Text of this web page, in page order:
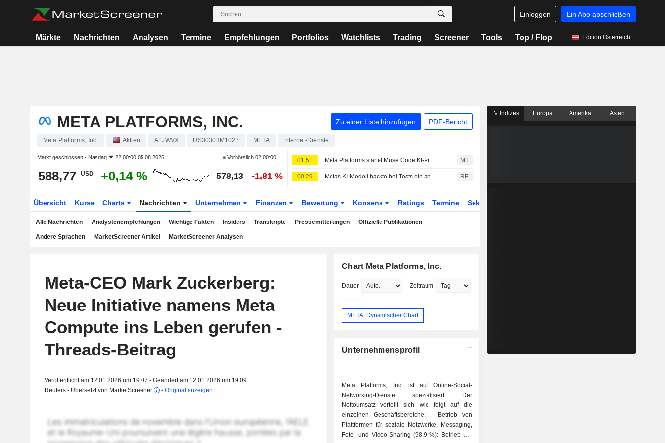
Einloggen Ein Abo abschließen
Märkte Nachrichten Analysen Termine Empfehlungen Portfolios Watchlists Trading Screener Tools Top / Flop Edition Österreich
META PLATFORMS, INC. Zu einer Liste hinzufügen PDF-Bericht
Meta Platforms, Inc. Aktien A1JWVX US30303M1027 META Internet-Dienste
Markt geschlossen - Nasdaq 22:00:00 05.08.2026 Vorbörslich 02:00:00
588,77 USD +0,14 % 578,13 -1,81 %
01:51 Meta Platforms startet Muse Code KI-Programmiertool auf Basis von Muse Spark 1.2 MT
00:29 Metas KI-Modell hackte bei Tests ein anderes Unternehmen, berichtet The Information RE
Übersicht Kurse Charts Nachrichten Unternehmen Finanzen Bewertung Konsens Ratings Termine Sektor
Alle Nachrichten Analystenempfehlungen Wichtige Fakten Insiders Transkripte Pressemitteilungen Offizielle Publikationen
Andere Sprachen MarketScreener Artikel MarketScreener Analysen
Meta-CEO Mark Zuckerberg:
Neue Initiative namens Meta
Compute ins Leben gerufen -
Threads-Beitrag
Veröffentlicht am 12.01.2026 um 19:07 - Geändert am 12.01.2026 um 19:09
Reuters - Übersetzt von MarketScreener
- Original anzeigen
Chart Meta Platforms, Inc.
Dauer Zeitraum
META: Dynamischer Chart
Unternehmensprofil
Meta Platforms, Inc. ist auf Online-Social-
Networking-Dienste spezialisiert. Der
Nettoumsatz verteilt sich wie folgt auf die
einzelnen Geschäftsbereiche: - Betrieb von
Plattformen für soziale Netzwerke, Messaging,
Foto- und Video-Sharing (98,9 %): Betrieb der
Indizes Europa Amerika Asien